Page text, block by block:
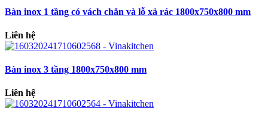
Bàn inox 1 tầng có vách chắn và lỗ xả rác 1800x750x800 mm
Liên hệ
Bàn inox 3 tầng 1800x750x800 mm
Liên hệ